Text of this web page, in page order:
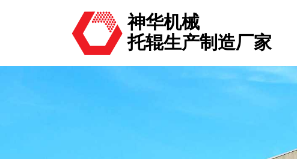
神华机械
托辊生产制造厂家